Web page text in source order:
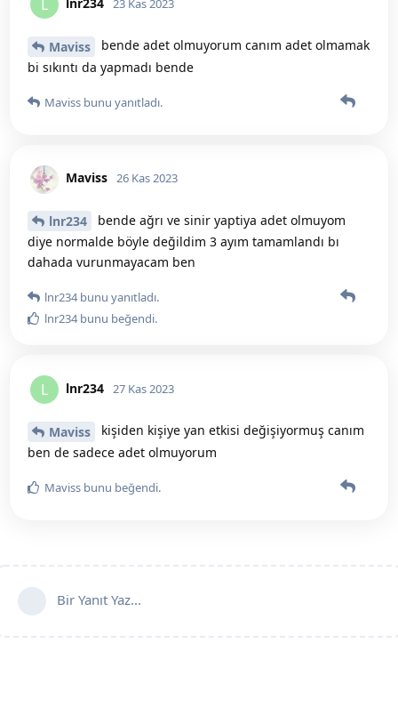
L 23 Kas 2023
Maviss
bende adet olmuyorum canım adet olmamak
bi sıkıntı da yapmadı bende
Maviss bunu yanıtladı.
Maviss 26 Kas 2023
lnr234
bende ağrı ve sinir yaptiya adet olmuyom
diye normalde böyle değildim 3 ayım tamamlandı bı
dahada vurunmayacam ben
lnr234bunu yanıtladı.
lnr234bunu beğendi.
L lnr234 27 Kas 2023
Maviss
kişiden kişiye yan etkisi değişiyormuş canım
ben de sadece adet olmuyorum
Maviss bunu beğendi.
Bir Yanıt Yaz...